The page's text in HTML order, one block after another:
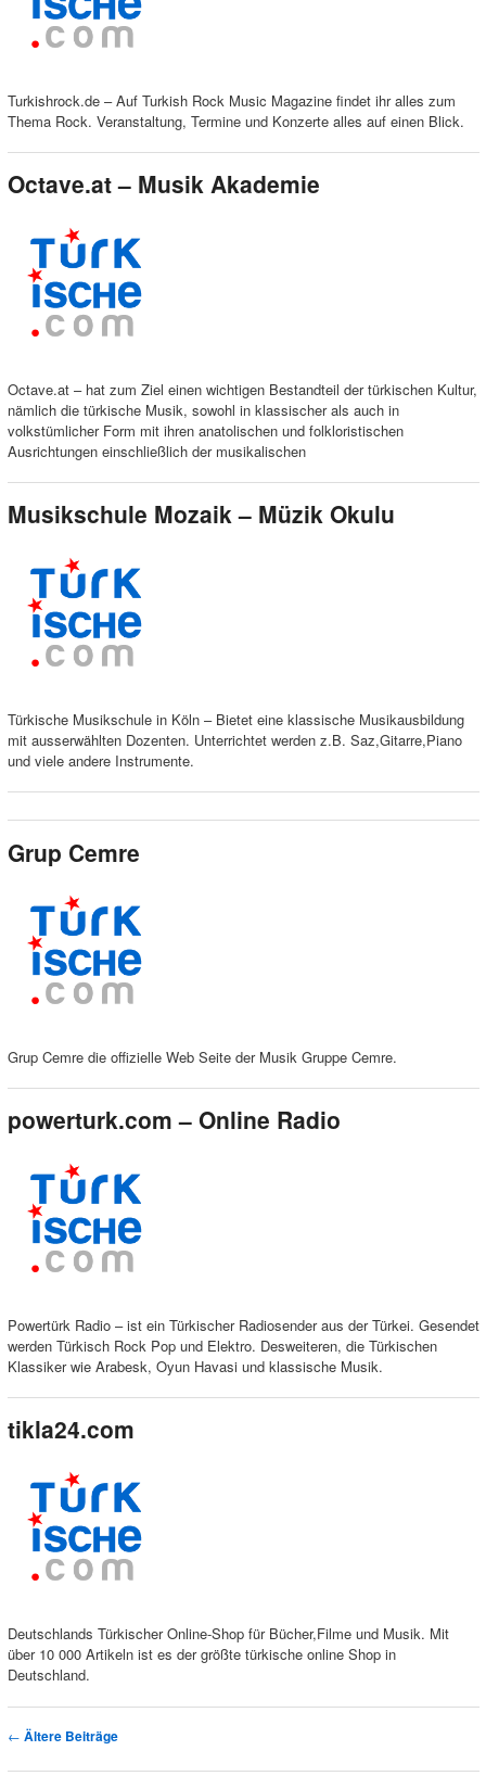
Turkishrock.de – Auf Turkish Rock Music Magazine findet ihr alles zum
Thema Rock. Veranstaltung, Termine und Konzerte alles auf einen Blick.
Octave.at – Musik Akademie
Octave.at – hat zum Ziel einen wichtigen Bestandteil der türkischen Kultur,
nämlich die türkische Musik, sowohl in klassischer als auch in
volkstümlicher Form mit ihren anatolischen und folkloristischen
Ausrichtungen einschließlich der musikalischen
Musikschule Mozaik – Müzik Okulu
Türkische Musikschule in Köln – Bietet eine klassische Musikausbildung
mit ausserwählten Dozenten. Unterrichtet werden z.B. Saz,Gitarre,Piano
und viele andere Instrumente.
Grup Cemre
Grup Cemre die offizielle Web Seite der Musik Gruppe Cemre.
powerturk.com – Online Radio
Powertürk Radio – ist ein Türkischer Radiosender aus der Türkei. Gesendet
werden Türkisch Rock Pop und Elektro. Desweiteren, die Türkischen
Klassiker wie Arabesk, Oyun Havasi und klassische Musik.
tikla24.com
Deutschlands Türkischer Online-Shop für Bücher,Filme und Musik. Mit
über 10 000 Artikeln ist es der größte türkische online Shop in
Deutschland.
Artikelnavigation
← Ältere Beiträge